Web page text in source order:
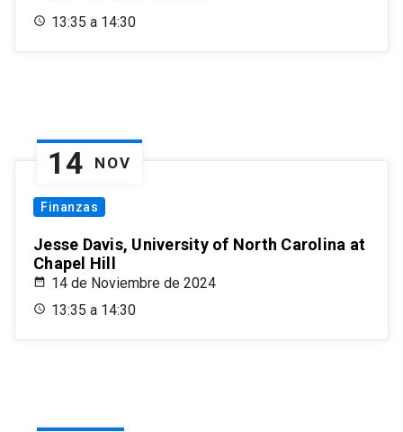
13:35 a 14:30
14 NOV
Finanzas
Jesse Davis, University of North Carolina at
Chapel Hill
14 de Noviembre de 2024
13:35 a 14:30